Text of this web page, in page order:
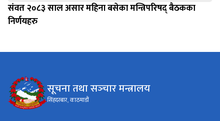
संवत २०८३ साल असार महिना बसेका मन्त्रिपरिषद् बैठकका
निर्णयहरु
सूचना तथा सञ्‍चार मन्त्रालय
सिंहदरबार, काठमाडौं